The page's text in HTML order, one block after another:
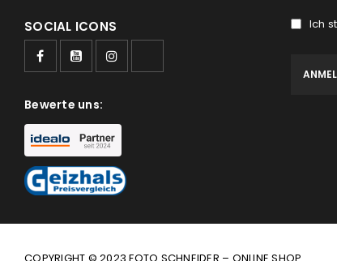
SOCIAL ICONS
Bewerte uns:
Ich